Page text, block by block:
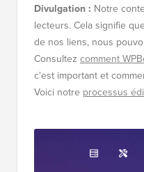
Divulgation : Notre
lecteurs. Cela signifie
de nos liens, nous
Consultez comment
c'est important et
Voici notre processus